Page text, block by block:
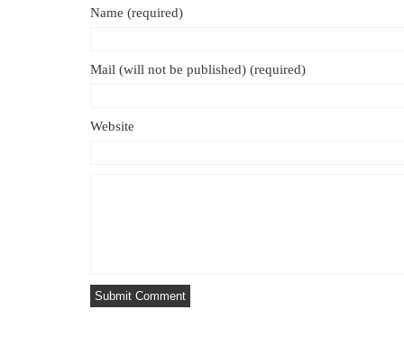
Name (required)
Mail (will not be published) (required)
Website